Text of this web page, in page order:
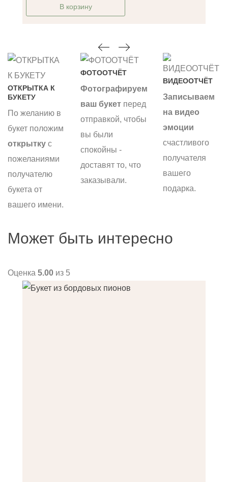
В корзину
ОТКРЫТКА К
БУКЕТУ
По желанию в
букет положим
открытку с
пожеланиями
получателю
букета от
вашего имени.
ФОТООТЧЁТ
Фотографируем
ваш букет перед
отправкой, чтобы
вы были
спокойны -
доставят то, что
заказывали.
ВИДЕООТЧЁТ
Записываем
на видео
эмоции
счастливого
получателя
вашего
подарка.
Может быть интересно
Оценка 5.00 из 5